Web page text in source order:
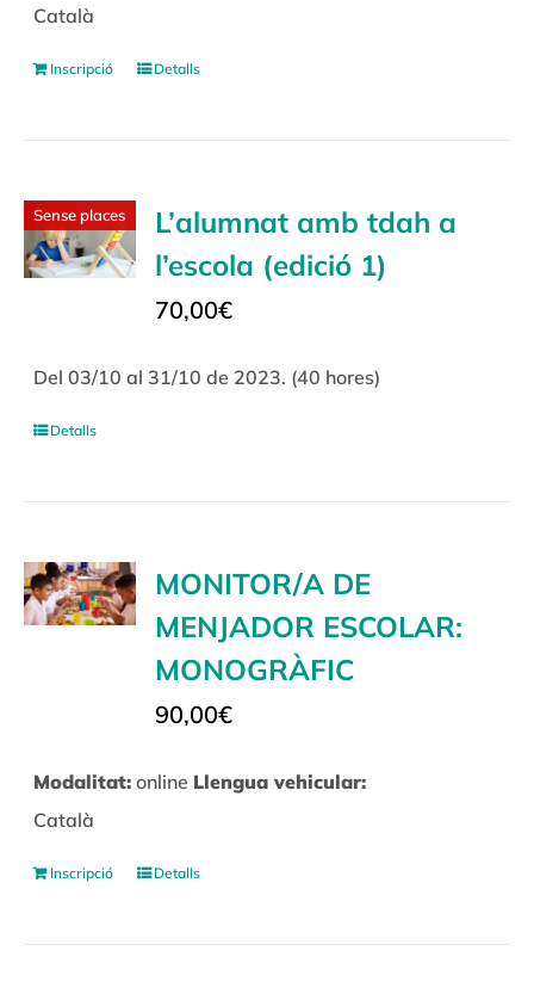
Català
Inscripció Detalls
Sense places
L’alumnat amb tdah a
l’escola (edició 1)
70,00€
Del 03/10 al 31/10 de 2023. (40 hores)
Detalls
MONITOR/A DE
MENJADOR ESCOLAR:
MONOGRÀFIC
90,00€
Modalitat: online Llengua vehicular:
Català
Inscripció Detalls